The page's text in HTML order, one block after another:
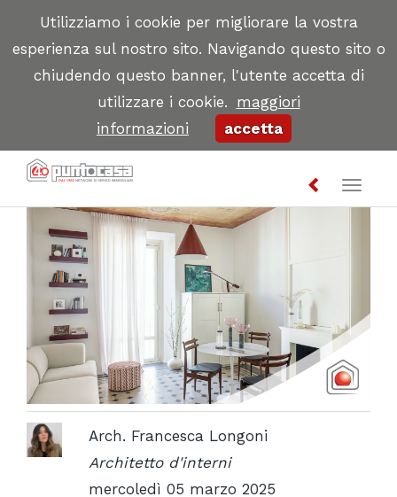
Utilizziamo i cookie per migliorare la vostra
esperienza sul nostro sito. Navigando questo sito o
chiudendo questo banner, l'utente accetta di
utilizzare i cookie. maggiori
informazioni
accetta
Toggle
Arch. Francesca Longoni
Architetto d'interni
mercoledì 05 marzo 2025